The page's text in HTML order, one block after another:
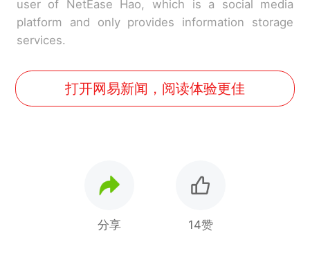
user of NetEase Hao, which is a social media
platform and only provides information storage
services.
打开网易新闻，阅读体验更佳
分享 14赞